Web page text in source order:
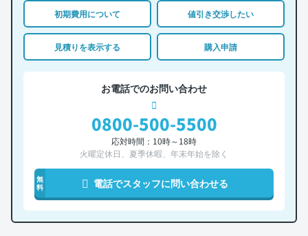
初期費用について 値引き交渉したい
見積りを表示する 購入申請
お電話でのお問い合わせ
0800-500-5500
応対時間：10時～18時
火曜定休日、夏季休暇、年末年始を除く
無
料
電話でスタッフに問い合わせる